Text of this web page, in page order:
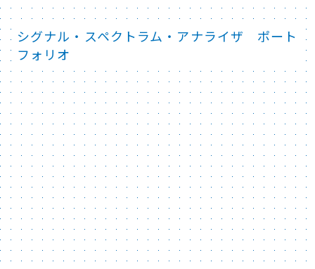
シグナル・スペクトラム・アナライザ ポート
フォリオ